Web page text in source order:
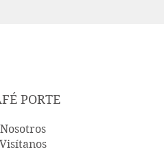
PORTE
Nosotros
Visítanos